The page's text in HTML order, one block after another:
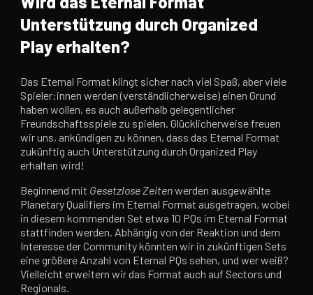
Unterstützung durch Organized
Play erhalten?
Das Eternal Format klingt sicher nach viel Spaß, aber viele
Spieler:innen werden (verständlicherweise) einen Grund
haben wollen, es auch außerhalb gelegentlicher
Freundschaftsspiele zu spielen. Glücklicherweise freuen
wir uns, ankündigen zu können, dass das Eternal Format
zukünftig auch Unterstützung durch Organized Play
erhalten wird!
Beginnend mit Gesetzlose Zeitenwerden ausgewählte
Planetary Qualifiers im Eternal Format ausgetragen, wobei
in diesem kommenden Set etwa 10 PQs im Eternal Format
stattfinden werden. Abhängig von der Reaktion und dem
Interesse der Community könnten wir in zukünftigen Sets
eine größere Anzahl von Eternal PQs sehen, und wer weiß?
Vielleicht erweitern wir das Format auch auf Sectors und
Regionals.